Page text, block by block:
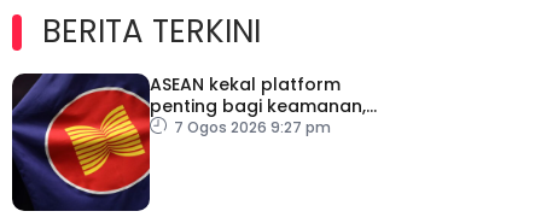
BERITA TERKINI
ASEAN kekal platform
penting bagi keamanan,
kestabilan serantau –
7 Ogos 2026 9:27 pm